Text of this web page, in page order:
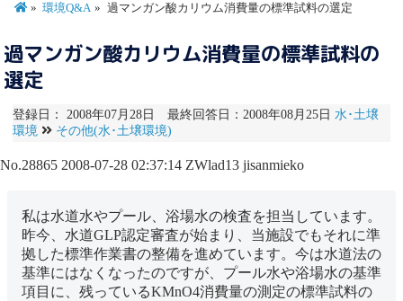
環境Q&A 過マンガン酸カリウム消費量の標準試料の選定
過マンガン酸カリウム消費量の標準試料の
選定
登録日： 2008年07月28日 最終回答日：2008年08月25日 水･土壌
環境
その他(水･土壌環境)
No.28865 2008-07-28 02:37:14 ZWlad13 jisanmieko
私は水道水やプール、浴場水の検査を担当しています。
昨今、水道GLP認定審査が始まり、当施設でもそれに準
拠した標準作業書の整備を進めています。今は水道法の
基準にはなくなったのですが、プール水や浴場水の基準
項目に、残っているKMnO4消費量の測定の標準試料の